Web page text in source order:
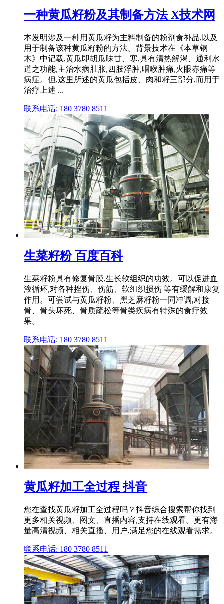
一种黄瓜籽粉及其制备方法 X技术网
本发明涉及一种用黄瓜籽为主料制备的粉剂食补品,以及
用于制备该种黄瓜籽粉的方法。背景技术在《本草钢
木》中记载,黄瓜即胡瓜味甘、寒,具有清热解渴、通利水
道之功能,主治水病肚胀,四肢浮肿,咽喉肿痛,火眼赤痛等
病症。但,这里所述的黄瓜包括皮、肉和籽三部分,而用于
治疗上述 ...
联系电话: 180 3780 8511
生菜籽粉 百度百科
生菜籽粉具有修复骨膜,生长软组织的功效。可以促进血
液循环,对各种挫伤、伤筋、软组织损伤 等有缓解和康复
作用。可尝试与黄瓜籽粉、黑芝麻籽粉一同冲调,对接
骨、骨头坏死、骨质疏松等骨类疾病有特殊的食疗效
果。
联系电话: 180 3780 8511
黄瓜籽加工全过程 抖音
您在查找黄瓜籽加工全过程吗？抖音综合搜索帮你找到
更多相关视频、图文、直播内容,支持在线观看。更有海
量高清视频、相关直播、用户,满足您的在线观看需求。
联系电话: 180 3780 8511